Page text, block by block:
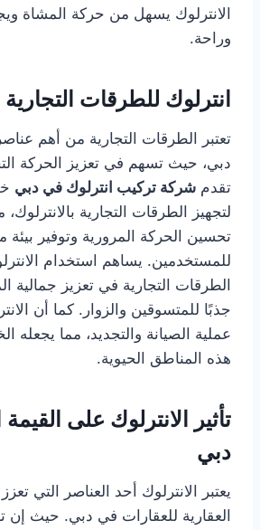
الانترلوك يسهل من حركة المشاة
وراحة.
انترلوك للطرقات
تعتبر الطرقات التجارية من أهم
دبي، حيث تسهم في تعزيز الحركة
تقدم شركة تركيب انترلوك في دبي
لتجهيز الطرقات التجارية
تحسين الحركة المرورية وتوفير بيئة
للمستخدمين. يساهم استخدام
الطرقات التجارية في تعزيز جمالية
جذبًا للمتسوقين والزوار. كما أن
عملية الصيانة والتجديد، مما يجعله
هذه المناطق الحيوية.
تأثير الانترلوك على
دبي
يعتبر الانترلوك أحد العناصر التي
العقارية للعقارات في دبي. حيث إن